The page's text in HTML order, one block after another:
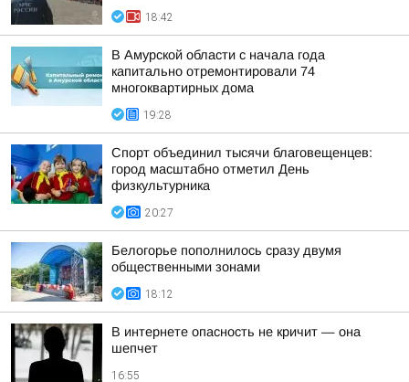
18:42
В Амурской области с начала года
капитально отремонтировали 74
многоквартирных дома
19:28
Спорт объединил тысячи благовещенцев:
город масштабно отметил День
физкультурника
20:27
Белогорье пополнилось сразу двумя
общественными зонами
18:12
В интернете опасность не кричит — она
шепчет
16:55